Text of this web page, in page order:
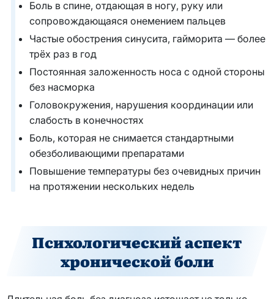
Боль в спине, отдающая в ногу, руку или
сопровождающаяся онемением пальцев
Частые обострения синусита, гайморита — более
трёх раз в год
Постоянная заложенность носа с одной стороны
без насморка
Головокружения, нарушения координации или
слабость в конечностях
Боль, которая не снимается стандартными
обезболивающими препаратами
Повышение температуры без очевидных причин
на протяжении нескольких недель
Психологический аспект
хронической боли